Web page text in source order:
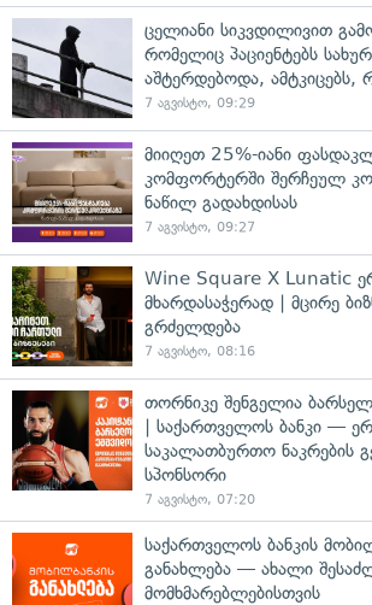
ცელიანი სიკვდილივით
რომელიც პაციენტებს
აშტერდებოდა, ამტკიცებს,
7 აგვისტო, 09:29
მიიღეთ 25%-იანი
კომფორტერში შერჩეულ
ნაწილ გადახდისას
7 აგვისტო, 09:27
Wine Square X Lunatic
მხარდასაჭერად | მცირე
გრძელდება
7 აგვისტო, 08:16
თორნიკე შენგელია
| საქართველოს ბანკი —
საკალათბურთო ნაკრების
სპონსორი
7 აგვისტო, 07:20
საქართველოს ბანკის
განახლება — ახალი
მომხმარებლებისთვის